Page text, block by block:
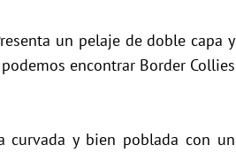
un pelaje de doble capa y
encontrar Border Collies
curvada y bien poblada con un